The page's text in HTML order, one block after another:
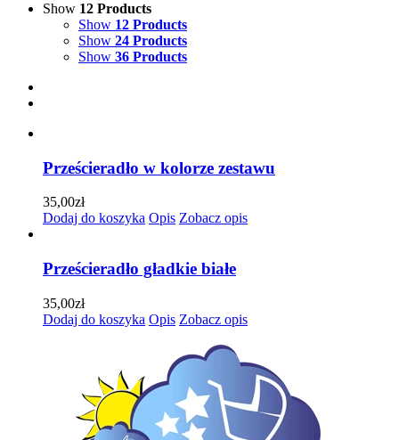
Show 12 Products
Show 12 Products
Show 24 Products
Show 36 Products
Prześcieradło w kolorze zestawu
35,00zł
Dodaj do koszyka Opis Zobacz opis
Prześcieradło gładkie białe
35,00zł
Dodaj do koszyka Opis Zobacz opis